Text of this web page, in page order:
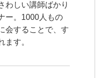
わしい講師ばかり
ー。1000人もの
会することで、す
ます。